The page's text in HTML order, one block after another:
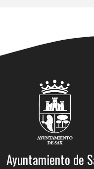
Ayuntamiento de